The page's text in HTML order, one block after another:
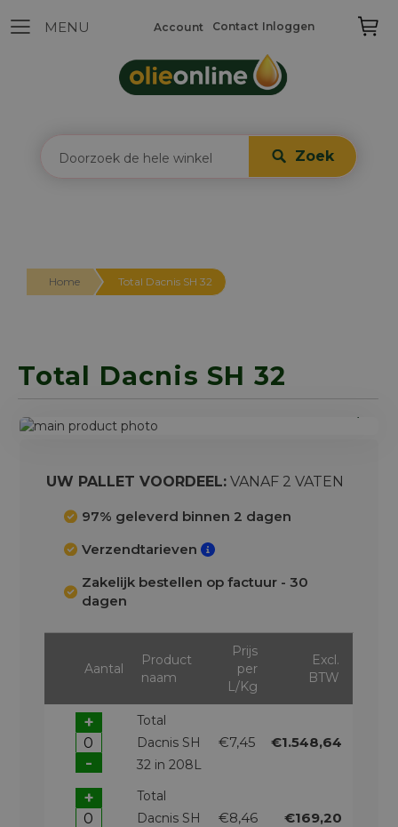
Zoek
Contact Inloggen
Account
Home Total Dacnis SH 32
Total Dacnis SH 32
Ga
einde
afbeeldingen-
UW PALLET VOORDEEL: VANAF 2 VATEN
97% geleverd binnen 2 dagen
Verzendtarieven
Zakelijk bestellen op factuur - 30
dagen
Aantal
Product
naam
Prijs
per
L/Kg
Excl.
BTW
-
+
Total
Dacnis SH
32 in 208L
€7,45 €1.548,64
+
Total
Dacnis SH
€8,46 €169,20